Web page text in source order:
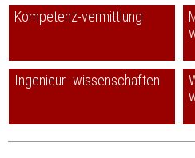
Kompetenz-vermittlung
Ingenieur- wissenschaften